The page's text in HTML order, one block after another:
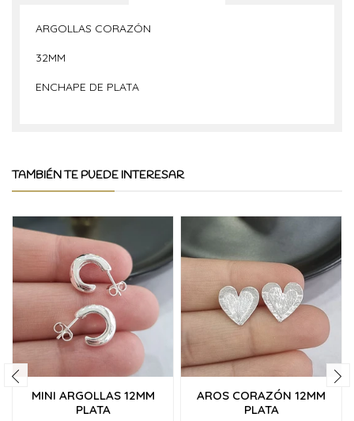
ARGOLLAS CORAZÓN
32MM
ENCHAPE DE PLATA
TAMBIÉN TE PUEDE INTERESAR
MINI ARGOLLAS 12MM
PLATA
AROS CORAZÓN 12MM
PLATA